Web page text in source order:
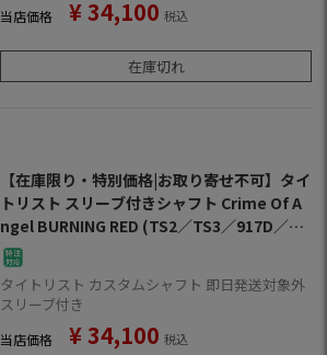
当店価格 ¥34,100 税込
在庫切れ
【在庫限り・特別価格|お取り寄せ不可】タイ
トリスト スリーブ付きシャフト Crime Of A
ngel BURNING RED (TS2／TS3／917D／91
5D／913D／910D／917F／915F／913F／91
0F)
タイトリスト カスタムシャフト 即日発送対象外
スリーブ付き
当店価格 ¥34,100 税込